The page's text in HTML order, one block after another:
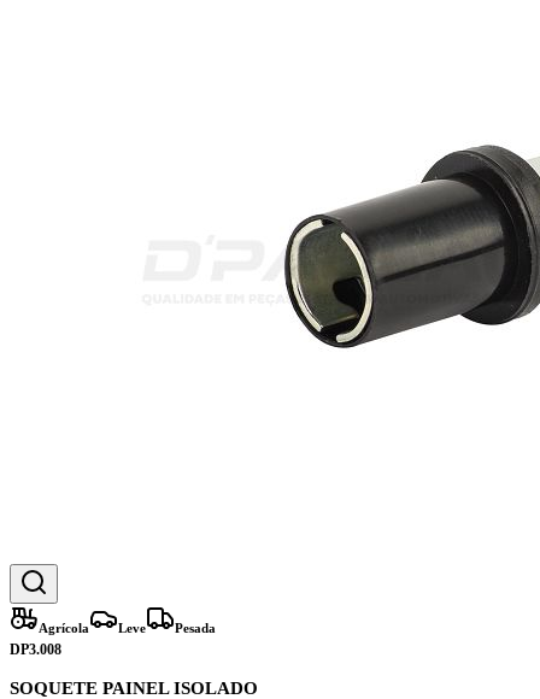
Agrícola Leve Pesada
DP3.008
SOQUETE PAINEL ISOLADO